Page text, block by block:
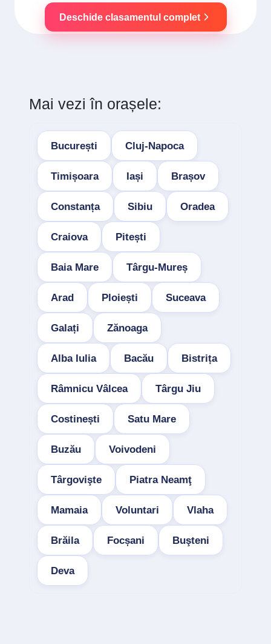
Deschide clasamentul complet
Mai vezi în orașele:
București Cluj-Napoca
Timișoara Iași Brașov
Constanța Sibiu Oradea
Craiova Pitești
Baia Mare Târgu-Mureș
Arad Ploiești Suceava
Galați Zănoaga
Alba Iulia Bacău Bistrița
Râmnicu Vâlcea Târgu Jiu
Costinești Satu Mare
Buzău Voivodeni
Târgovişte Piatra Neamţ
Mamaia Voluntari Vlaha
Brăila Focșani Buşteni
Deva